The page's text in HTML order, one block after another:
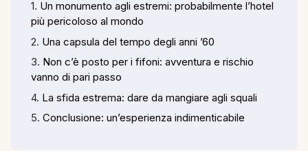
Un monumento agli estremi: probabilmente l’hotel
più pericoloso al mondo
Una capsula del tempo degli anni ’60
Non c’è posto per i fifoni: avventura e rischio
vanno di pari passo
La sfida estrema: dare da mangiare agli squali
Conclusione: un’esperienza indimenticabile